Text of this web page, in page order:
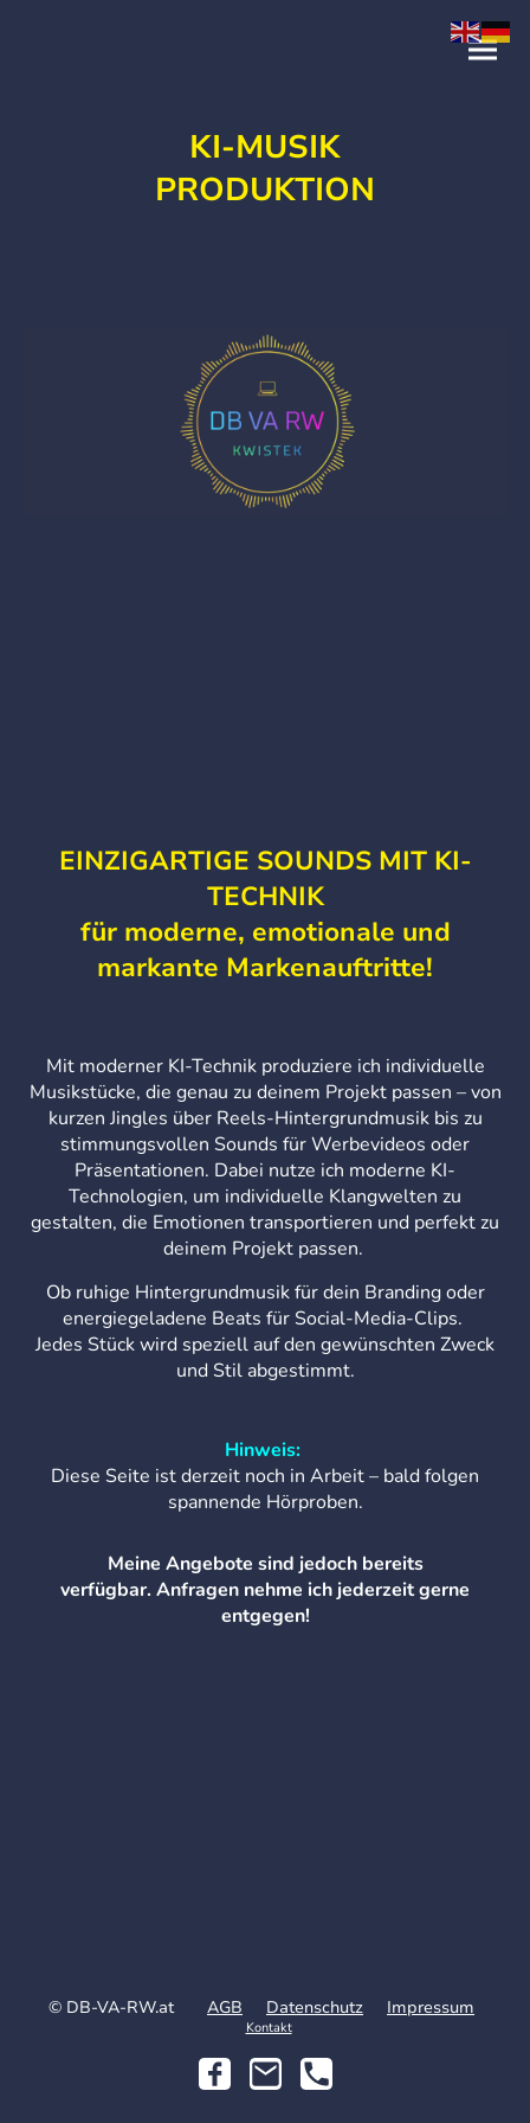
KI-MUSIK
PRODUKTION
EINZIGARTIGE SOUNDS MIT KI-
TECHNIK
für moderne, emotionale und
markante Markenauftritte!
Mit moderner KI-Technik produziere ich individuelle
Musikstücke, die genau zu deinem Projekt passen – von
kurzen Jingles über Reels-Hintergrundmusik bis zu
stimmungsvollen Sounds für Werbevideos oder
Präsentationen. Dabei nutze ich moderne KI-
Technologien, um individuelle Klangwelten zu
gestalten, die Emotionen transportieren und perfekt zu
deinem Projekt passen.
Ob ruhige Hintergrundmusik für dein Branding oder
energiegeladene Beats für Social-Media-Clips.
Jedes Stück wird speziell auf den gewünschten Zweck
und Stil abgestimmt.
Hinweis:
Diese Seite ist derzeit noch in Arbeit – bald folgen
spannende Hörproben.
Meine Angebote sind jedoch bereits
verfügbar. Anfragen nehme ich jederzeit gerne
entgegen!
© DB-VA-RW.at AGB Datenschutz Impressum
Kontakt